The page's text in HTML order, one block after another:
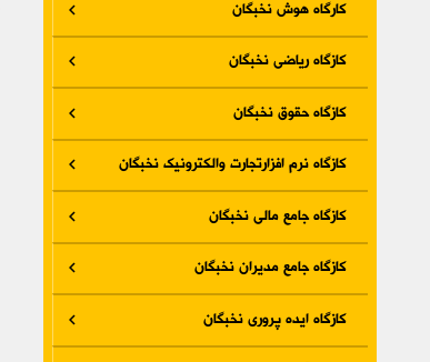
کارگاه هوش نخبگان
کازگاه ریاضی نخبگان
کازگاه حقوق نخبگان
کازگاه نرم افزارتجارت والکترونیک نخبگان
کازگاه جامع مالی نخبگان
کازگاه جامع مدیران نخبگان
کازگاه ایده پروری نخبگان